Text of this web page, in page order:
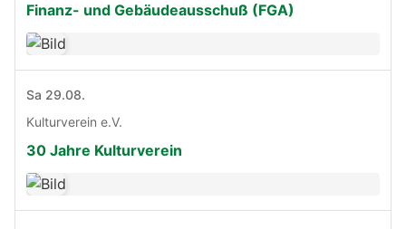
Finanz- und Gebäudeausschuß (FGA)
Sa 29.08.
Kulturverein e.V.
30 Jahre Kulturverein